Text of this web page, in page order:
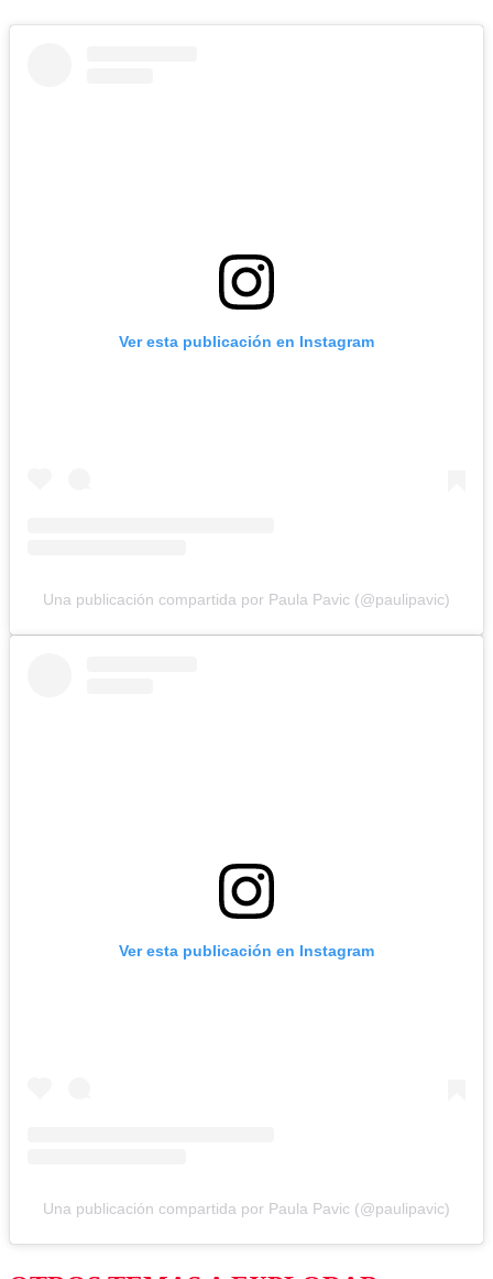
Ver esta publicación en Instagram
Una publicación compartida por Paula Pavic (@paulipavic)
Ver esta publicación en Instagram
Una publicación compartida por Paula Pavic (@paulipavic)